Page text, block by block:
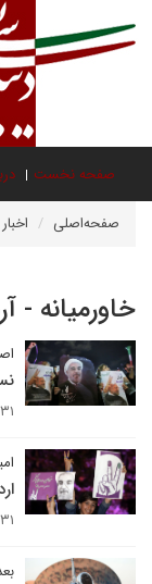
صفحه نخست
صفحه‌اصلی اخبار
خاورمیانه -
۳۱ اردیبهشت ۱۳۹۶
۳۱ اردیبهشت ۱۳۹۶